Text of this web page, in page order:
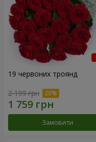
19 червоних троянд
2 199 грн
Замовити